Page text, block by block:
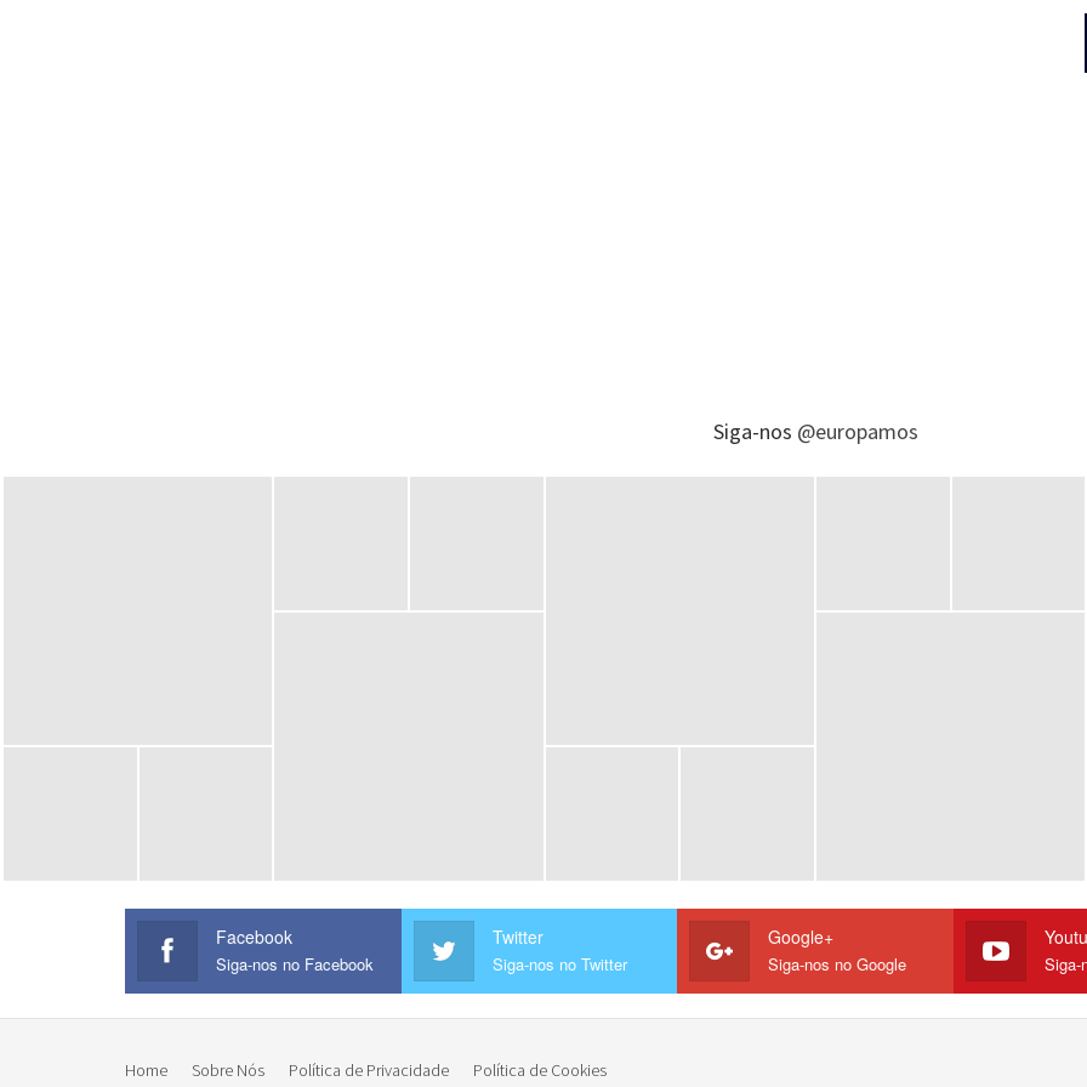
Siga-nos @europamos
Facebook
Siga-nos no Facebook
Twitter
Siga-nos no Twitter
Google+
Siga-nos no Google Siga-
Home Sobre Nós Política de Privacidade Política de Cookies